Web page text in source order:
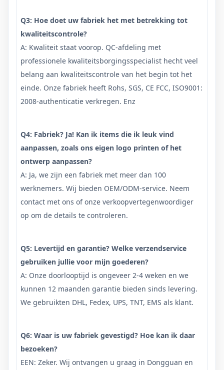
Q3: Hoe doet uw fabriek het met betrekking tot
kwaliteitscontrole?
A: Kwaliteit staat voorop. QC-afdeling met
professionele kwaliteitsborgingsspecialist hecht veel
belang aan kwaliteitscontrole van het begin tot het
einde. Onze fabriek heeft Rohs, SGS, CE FCC, ISO9001:
2008-authenticatie verkregen. Enz
Q4: Fabriek? Ja! Kan ik items die ik leuk vind
aanpassen, zoals ons eigen logo printen of het
ontwerp aanpassen?
A: Ja, we zijn een fabriek met meer dan 100
werknemers. Wij bieden OEM/ODM-service. Neem
contact met ons of onze verkoopvertegenwoordiger
op om de details te controleren.
Q5: Levertijd en garantie? Welke verzendservice
gebruiken jullie voor mijn goederen?
A: Onze doorlooptijd is ongeveer 2-4 weken en we
kunnen 12 maanden garantie bieden sinds levering.
We gebruikten DHL, Fedex, UPS, TNT, EMS als klant.
Q6: Waar is uw fabriek gevestigd? Hoe kan ik daar
bezoeken?
EEN: Zeker. Wij ontvangen u graag in Dongguan en